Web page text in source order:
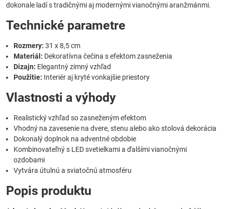
dokonale ladí s tradičnými aj modernými vianočnými aranžmánmi.
Technické parametre
Rozmery: 31 x 8,5 cm
Materiál: Dekoratívna čečina s efektom zasneženia
Dizajn: Elegantný zimný vzhľad
Použitie: Interiér aj kryté vonkajšie priestory
Vlastnosti a výhody
Realistický vzhľad so zasneženým efektom
Vhodný na zavesenie na dvere, stenu alebo ako stolová dekorácia
Dokonalý doplnok na adventné obdobie
Kombinovateľný s LED svetielkami a ďalšími vianočnými
ozdobami
Vytvára útulnú a sviatočnú atmosféru
Popis produktu